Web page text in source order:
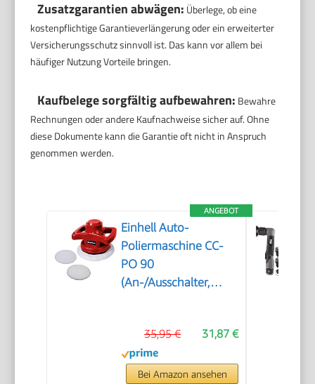
Zusatzgarantien abwägen: Überlege, ob eine
kostenpflichtige Garantieverlängerung oder ein erweiterter
Versicherungsschutz sinnvoll ist. Das kann vor allem bei
häufiger Nutzung Vorteile bringen.
Kaufbelege sorgfältig aufbewahren: Bewahre
Rechnungen oder andere Kaufnachweise sicher auf. Ohne
diese Dokumente kann die Garantie oft nicht in Anspruch
genommen werden.
ANGEBOT
Einhell Auto-
Poliermaschine CC-
PO 90
(An-/Ausschalter,
und Synthetik-
Polierhaube inklusive)
31,87 €
35,95 €
Bei Amazon ansehen